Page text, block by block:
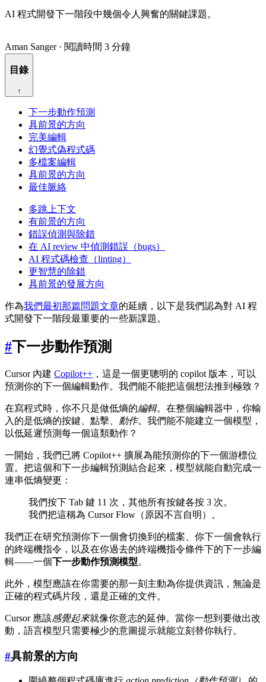
AI 程式開發下一階段中幾個令人興奮的關鍵課題。
Aman Sanger· 閱讀時間 3 分鐘
目錄
↑
下一步動作預測
具前景的方向
完美編輯
幻覺式偽程式碼
多檔案編輯
具前景的方向
最佳脈絡
多跳上下文
有前景的方向
錯誤偵測與除錯
在 AI review 中偵測錯誤（bugs）
AI 程式碼檢查（linting）
更智慧的除錯
具前景的發展方向
作為我們最初那篇問題文章的延續，以下是我們認為對 AI 程
式開發下一階段最重要的一些新課題。
#下一步動作預測
Cursor 內建 Copilot++ ，這是一個更聰明的 copilot 版本，可以
預測你的下一個編輯動作。我們能不能把這個想法推到極致？
在寫程式時，你不只是做低熵的編輯。在整個編輯器中，你輸
入的是低熵的按鍵、點擊、 動作。我們能不能建立一個模型，
以低延遲預測每一個這類動作？
一開始，我們已將 Copilot++ 擴展為能預測你的下一個游標位
置。把這個和下一步編輯預測結合起來，模型就能自動完成一
連串低熵變更：
我們按下 Tab 鍵 11 次，其他所有按鍵各按 3 次。
我們把這稱為 Cursor Flow（原因不言自明）。
我們正在研究預測你下一個會切換到的檔案、你下一個會執行
的終端機指令，以及在你過去的終端機指令條件下的下一步編
輯——一個下一步動作預測模型。
此外，模型應該在你需要的那一刻主動為你提供資訊，無論是
正確的程式碼片段，還是正確的文件。
Cursor 應該感覺起來就像你意志的延伸。當你一想到要做出改
動，語言模型只需要極少的意圖提示就能立刻替你執行。
#具前景的方向